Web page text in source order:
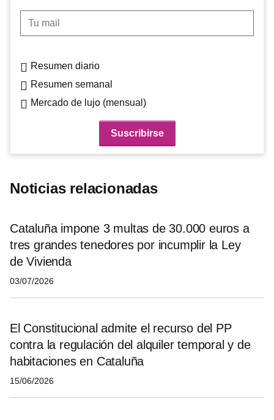
Tu mail
Resumen diario
Resumen semanal
Mercado de lujo (mensual)
Noticias relacionadas
Cataluña impone 3 multas de 30.000 euros a
tres grandes tenedores por incumplir la Ley
de Vivienda
03/07/2026
El Constitucional admite el recurso del PP
contra la regulación del alquiler temporal y de
habitaciones en Cataluña
15/06/2026